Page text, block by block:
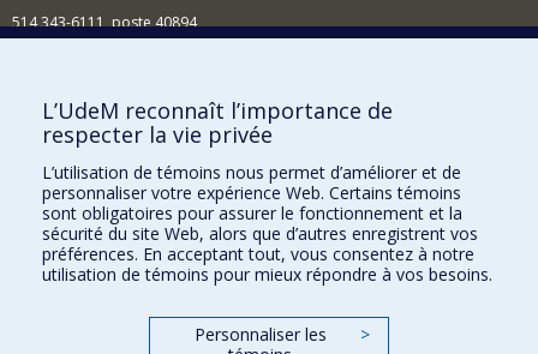
514 343-6111, poste 40894
Comment soutenir l'École?
BESOIN D'AIDE?
Plan du site
Signaler une erreur
Accessibilité
FACULTÉ DES ARTS ET DES SCIENCES
Nos départements et écoles
L’UdeM reconnaît l’importance de
respecter la vie privée
L’utilisation de témoins nous permet d’améliorer et de
personnaliser votre expérience Web. Certains témoins
sont obligatoires pour assurer le fonctionnement et la
sécurité du site Web, alors que d’autres enregistrent vos
préférences. En acceptant tout, vous consentez à notre
utilisation de témoins pour mieux répondre à vos besoins.
Personnaliser les
>